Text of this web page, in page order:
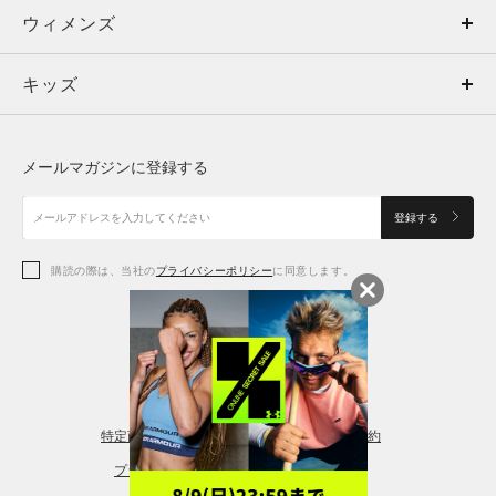
ウィメンズ
キッズ
アクセサリー
トップス
ボトムス
アクセサリー
ウィメンズ
トップス
シューズ
アクセサリー
レギンス＆タイツ
キッズ
シューズ
メールマガジンに登録する
登録する
購読の際は、当社のプライバシーポリシーに同意します。
特定商取引法に基づく通販の表記 会員規約
プライバシーポリシー